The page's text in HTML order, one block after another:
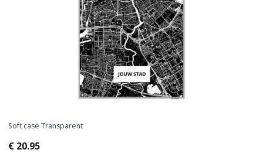
Soft case Transparent
€ 20.95